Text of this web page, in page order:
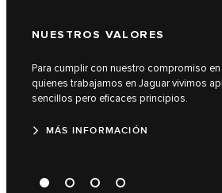
NUESTROS VALORES
Para cumplir con nuestro compromiso
quienes trabajamos en Jaguar vivimos
sencillos pero eficaces principios.
MÁS INFORMACIÓN